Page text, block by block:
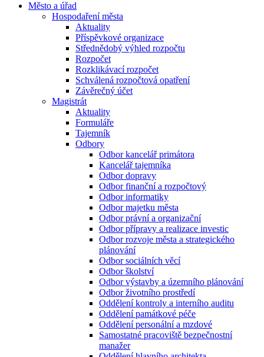
Město a úřad
Hospodaření města
Aktuality
Příspěvkové organizace
Střednědobý výhled rozpočtu
Rozpočet
Rozklikávací rozpočet
Schválená rozpočtová opatření
Závěrečný účet
Magistrát
Aktuality
Formuláře
Tajemník
Odbory
Odbor kancelář primátora
Kancelář tajemníka
Odbor dopravy
Odbor finanční a rozpočtový
Odbor informatiky
Odbor majetku města
Odbor právní a organizační
Odbor přípravy a realizace investic
Odbor rozvoje města a strategického
plánování
Odbor sociálních věcí
Odbor školství
Odbor výstavby a územního plánování
Odbor životního prostředí
Oddělení kontroly a interního auditu
Oddělení památkové péče
Oddělení personální a mzdové
Samostatné pracoviště bezpečnostní
manažer